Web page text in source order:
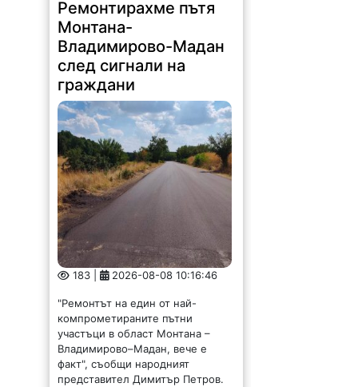
Ремонтирахме пътя
Монтана-
Владимирово-Мадан
след сигнали на
граждани
183 | 2026-08-08 10:16:46
"Ремонтът на един от най-
компрометираните пътни
участъци в област Монтана –
Владимирово–Мадан, вече е
факт", съобщи народният
представител Димитър Петров.